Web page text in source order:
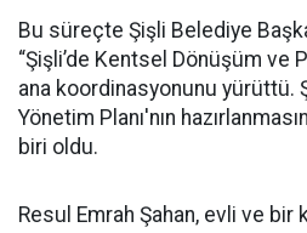
Bu süreçte Şişli Belediye
“Şişli’de Kentsel Dönüşüm ve
ana koordinasyonunu yürüttü.
Yönetim Planı'nın
biri oldu.
Resul Emrah Şahan, evli ve bir